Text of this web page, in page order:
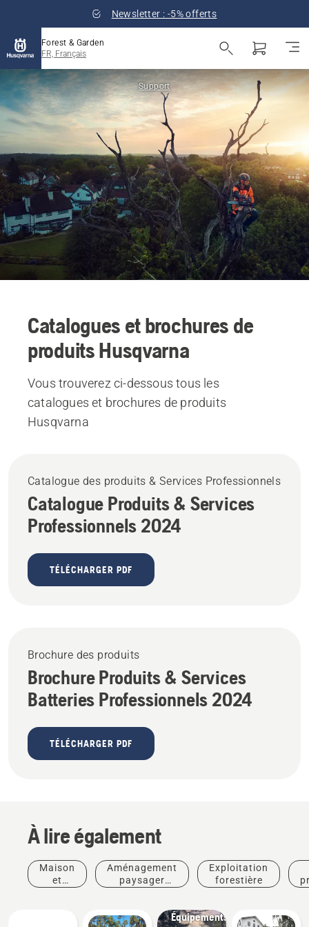
Newsletter : -5% offerts
Forest & Garden
FR, Français
Support
Catalogues et brochures de
produits Husqvarna
Vous trouverez ci-dessous tous les
catalogues et brochures de produits
Husqvarna
Catalogue des produits & Services Professionnels
Catalogue Produits & Services
Professionnels 2024
TÉLÉCHARGER PDF
Brochure des produits
Brochure Produits & Services
Batteries Professionnels 2024
TÉLÉCHARGER PDF
À lire également
Maison
et
Aménagement
paysager
Exploitation
forestière
Équipements